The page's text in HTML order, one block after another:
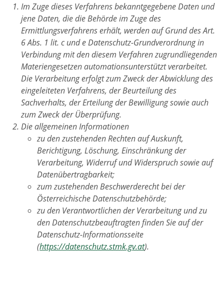
Im Zuge dieses Verfahrens bekanntgegebene Daten und
jene Daten, die die Behörde im Zuge des
Ermittlungsverfahrens erhält, werden auf Grund des Art.
6 Abs. 1 lit. c und e Datenschutz-Grundverordnung in
Verbindung mit den diesem Verfahren zugrundliegenden
Materiengesetzen automationsunterstützt verarbeitet.
Die Verarbeitung erfolgt zum Zweck der Abwicklung des
eingeleiteten Verfahrens, der Beurteilung des
Sachverhalts, der Erteilung der Bewilligung sowie auch
zum Zweck der Überprüfung.
Die allgemeinen Informationen
zu den zustehenden Rechten auf Auskunft,
Berichtigung, Löschung, Einschränkung der
Verarbeitung, Widerruf und Widerspruch sowie auf
Datenübertragbarkeit;
zum zustehenden Beschwerderecht bei der
Österreichische Datenschutzbehörde;
zu den Verantwortlichen der Verarbeitung und zu
den Datenschutzbeauftragten finden Sie auf der
Datenschutz-Informationsseite
(https://datenschutz.stmk.gv.at).